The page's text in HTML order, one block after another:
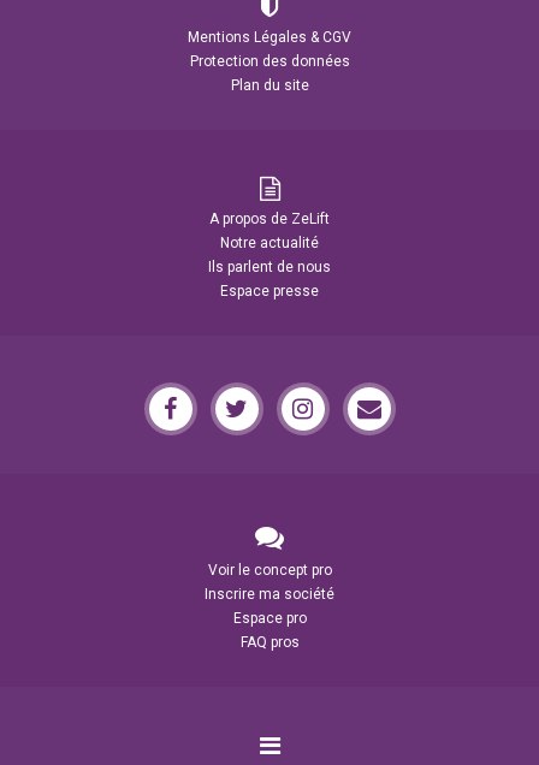
Mentions Légales & CGV
Protection des données
Plan du site
A propos de ZeLift
Notre actualité
Ils parlent de nous
Espace presse
Voir le concept pro
Inscrire ma société
Espace pro
FAQ pros